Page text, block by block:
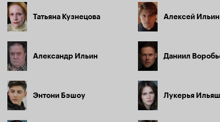
Татьяна Кузнецова
Александр Ильин
Энтони Бэшоу
Алексей Ильин
Даниил
Лукерья